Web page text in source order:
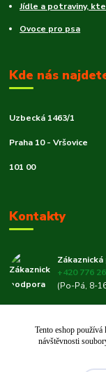
Jídle a potraviny,
Ovoce pro psa
Kde nás
Uzbecká 1463/1
Praha 10 - Vršovice
101 00
Kontakty
+420 776
(Po-Pá, 8-
Tento eshop
návštěvnosti